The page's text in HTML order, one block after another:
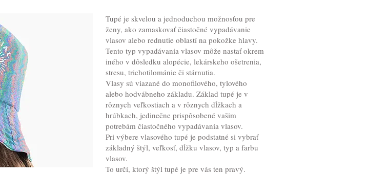
Tupé je skvelou a jednoduchou možnosťou pre
ženy, ako zamaskovať čiastočné vypadávanie
vlasov alebo rednutie oblastí na pokožke hlavy.
Tento typ vypadávania vlasov môže nastať okrem
iného v dôsledku alopécie, lekárskeho ošetrenia,
stresu, trichotilománie či stárnutia.
Vlasy sú viazané do monofilového, tylového
alebo hodvábneho základu. Základ tupé je v
rôznych veľkostiach a v rôznych dĺžkach a
hrúbkach, jedinečne prispôsobené vašim
potrebám čiastočného vypadávania vlasov.
Pri výbere vlasového tupé je podstatné si vybrať
základný štýl, veľkosť, dĺžku vlasov, typ a farbu
vlasov.
To určí, ktorý štýl tupé je pre vás ten pravý.